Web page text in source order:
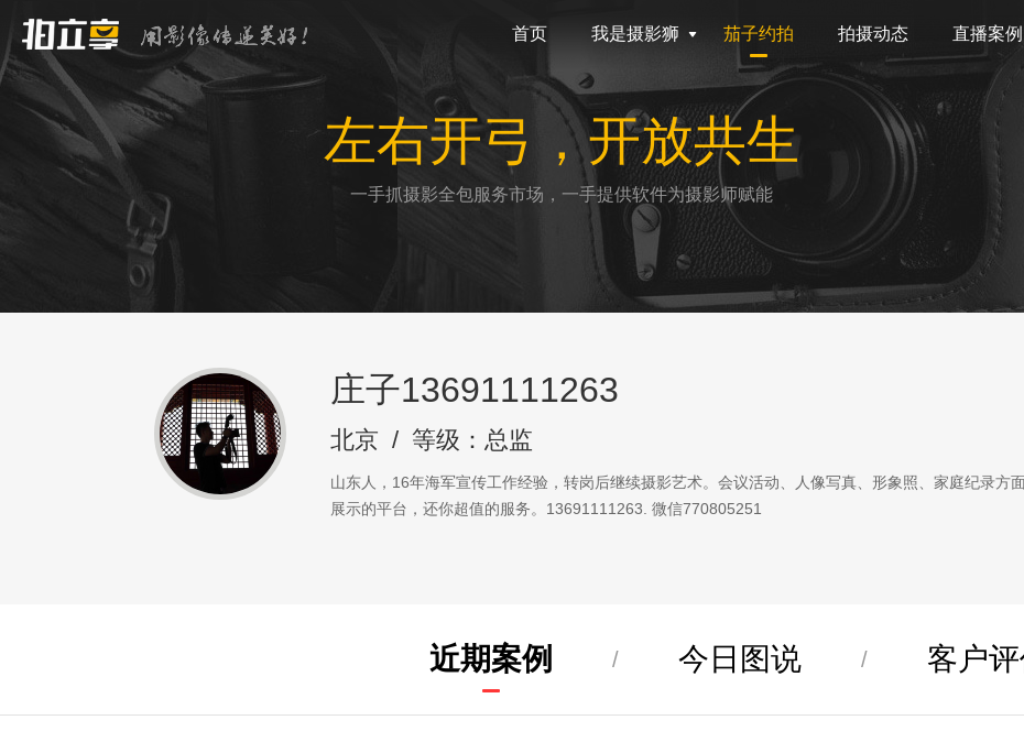
首页 我是摄影狮 茄子约拍 拍摄动态 直播案例
左右开弓，开放共生
一手抓摄影全包服务市场，一手提供软件为摄影师赋能
庄子13691111263
北京 / 等级：总监
山东人，16年海军宣传工作经验，转岗后继续摄影艺术。会议活动、人像写真、形象照、家庭纪录方
展示的平台，还你超值的服务。13691111263. 微信770805251
近期案例 / 今日图说 / 客户